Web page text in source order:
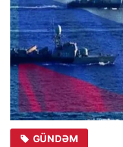
GÜNDƏM